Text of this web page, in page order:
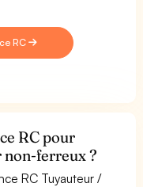
RC
RC pour
ferreux ?
RC Tuyauteur /